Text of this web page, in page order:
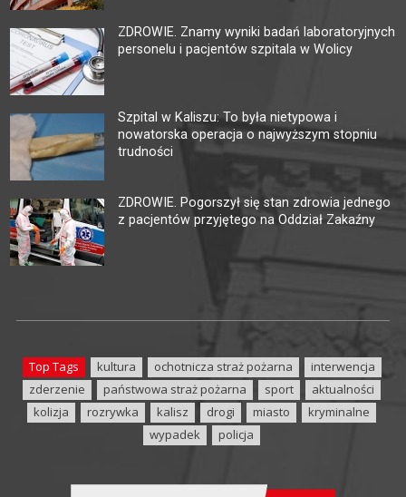
ZDROWIE. Znamy wyniki badań laboratoryjnych
personelu i pacjentów szpitala w Wolicy
Szpital w Kaliszu: To była nietypowa i
nowatorska operacja o najwyższym stopniu
trudności
ZDROWIE. Pogorszył się stan zdrowia jednego
z pacjentów przyjętego na Oddział Zakaźny
Top Tags kultura ochotnicza straż pożarna
interwencja
zderzenie
państwowa straż pożarna sport
aktualności
kolizja
rozrywka kalisz drogi miasto
kryminalne
wypadek
policja